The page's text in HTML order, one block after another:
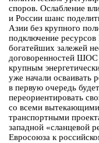
споров. Ослабление
и России шанс
Азии без крупного
подключение
богатейших залежей
договоренностей ШОС
крупным
уже начали осваивать
в первую очередь
переориентировать
со всеми
транспортными
западной «сланцевой
Евросоюза к